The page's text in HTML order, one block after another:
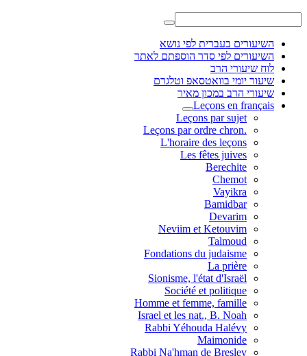
השיעורים בעברית לפי נושא
השיעורים לפי סדר הוספתם לאתר
לוח שיעורי הרב
שיעור יומי בוואטסאפ וטלגרם
שיעורי הרב במכון מאיר
Leçons en français
Leçons par sujet
.Leçons par ordre chron
L'horaire des leçons
Les fêtes juives
Berechite
Chemot
Vayikra
Bamidbar
Devarim
Neviim et Ketouvim
Talmoud
Fondations du judaisme
La prière
Sionisme, l'état d'Israël
Société et politique
Homme et femme, famille
Israel et les nat., B. Noah
Rabbi Yéhouda Halévy
Maimonide
Rabbi Na'hman de Breslev